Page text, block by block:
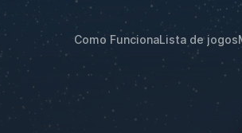
Como FuncionaLista de jogos